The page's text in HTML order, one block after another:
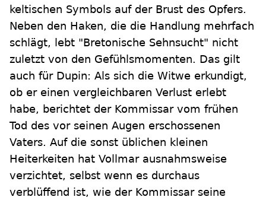
keltischen Symbols auf der Brust des Opfers.
Neben den Haken, die die Handlung mehrfach
schlägt, lebt "Bretonische Sehnsucht" nicht
zuletzt von den Gefühlsmomenten. Das gilt
auch für Dupin: Als sich die Witwe erkundigt,
ob er einen vergleichbaren Verlust erlebt
habe, berichtet der Kommissar vom frühen
Tod des vor seinen Augen erschossenen
Vaters. Auf die sonst üblichen kleinen
Heiterkeiten hat Vollmar ausnahmsweise
verzichtet, selbst wenn es durchaus
verblüffend ist, wie der Kommissar seine